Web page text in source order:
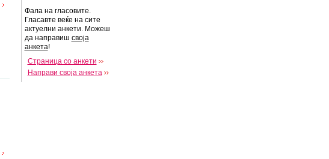
Фала на гласовите.
Гласавте веќе на сите
актуелни анкети. Можеш
да направиш своја
анкета!
Страница со анкети
Направи своја анкета